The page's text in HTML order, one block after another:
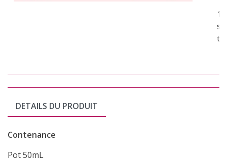
1
DETAILS DU PRODUIT
Contenance
Pot 50mL